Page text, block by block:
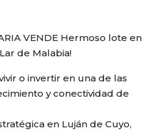
VENDE Hermoso lote en
de Malabia!
o invertir en una de las
y conectividad de
en Luján de Cuyo,